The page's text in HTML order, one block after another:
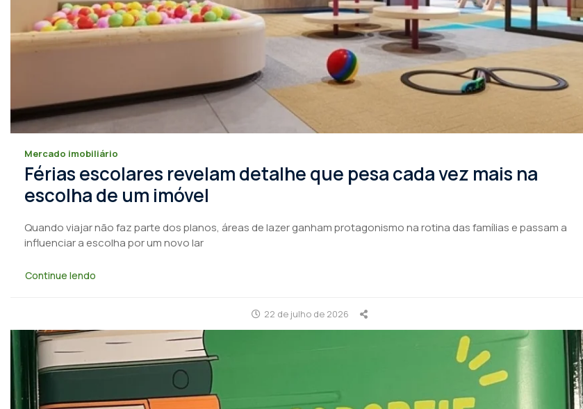
Mercado imobiliário
Férias escolares revelam detalhe que pesa cada vez mais na
escolha de um imóvel
Quando viajar não faz parte dos planos, áreas de lazer ganham protagonismo na rotina das famílias e passam a
influenciar a escolha por um novo lar
Continue lendo
22 de julho de 2026